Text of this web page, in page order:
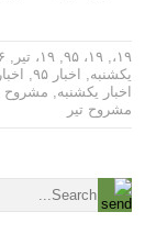
۱۹، ,۱۹، ۹۵ ,۱۹، تیر , ۶
یکشنبه, اخبار ۹۵ ,
اخبار یکشنبه, مشروح ۹۵
مشروح تیر